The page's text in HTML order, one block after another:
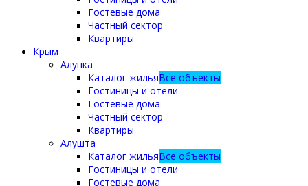
Гостевые дома
Частный сектор
Квартиры
Крым
Алупка
Каталог жильяВсе объекты
Гостиницы и отели
Гостевые дома
Частный сектор
Квартиры
Алушта
Каталог жильяВсе объекты
Гостиницы и отели
Гостевые дома